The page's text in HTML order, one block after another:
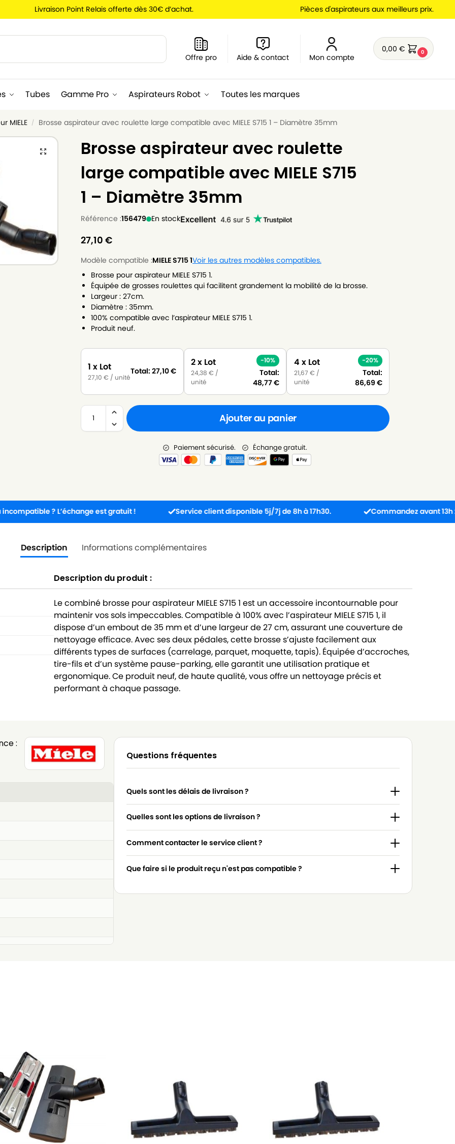
Livraison Point Relais offerte dès 30€ d’achat. Pièces d'aspirateurs aux meilleurs prix.
Offre pro Aide & contact Mon compte
0,00€ 0
Tubes Gamme Pro Aspirateurs Robot Toutes les marques
MIELE / Brosse aspirateur avec roulette large compatible avec MIELE S715 1 – Diamètre 35mm
Brosse aspirateur avec roulette
large compatible avec MIELE S715
1 – Diamètre 35mm
Référence :156479 En stock
27,10 €
Modèle compatible :MIELE S715 1Voir les autres modèles compatibles.
Brosse pour aspirateur MIELE S715 1.
Équipée de grosses roulettes qui facilitent grandement la mobilité de la brosse.
Largeur : 27cm.
Diamètre : 35mm.
100% compatible avec l’aspirateur MIELE S715 1.
Produit neuf.
1 x Lot
27,10€ / unité
Total: 27,10€
2 x Lot
24,38€ /
unité
-10%
Total:
48,77€
4 x Lot
21,67 € /
unité
-20%
Total:
86,69 €
Ajouter au panier
Paiement sécurisé. Échange gratuit.
? L’échange est gratuit ! Service client disponible 5j/7j de 8h à 17h30. Commandez avant 13h : colis
Description Informations complémentaires
Description du produit :
Le combiné brosse pour aspirateur MIELE S715 1 est un accessoire incontournable pour
maintenir vos sols impeccables. Compatible à 100% avec l’aspirateur MIELE S715 1, il
dispose d’un embout de 35 mm et d’une largeur de 27 cm, assurant une couverture de
nettoyage efficace. Avec ses deux pédales, cette brosse s’ajuste facilement aux
différents types de surfaces (carrelage, parquet, moquette, tapis). Équipée d’accroches,
tire-fils et d’un système pause-parking, elle garantit une utilisation pratique et
ergonomique. Ce produit neuf, de haute qualité, vous offre un nettoyage précis et
performant à chaque passage.
:
Questions fréquentes
Quels sont les délais de livraison ?
Quelles sont les options de livraison ?
Comment contacter le service client ?
Que faire si le produit reçu n'est pas compatible ?